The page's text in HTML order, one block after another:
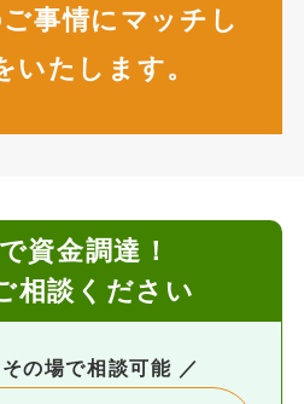
事情にマッチし
いたします。
資金調達！
相談ください
の場で相談可能 ／